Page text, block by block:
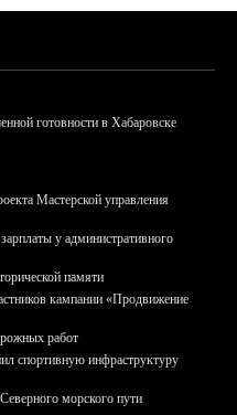
готовности в Хабаровске
Мастерской управления
у административного
памяти
кампании «Продвижение
работ
спортивную инфраструктуру
морского пути